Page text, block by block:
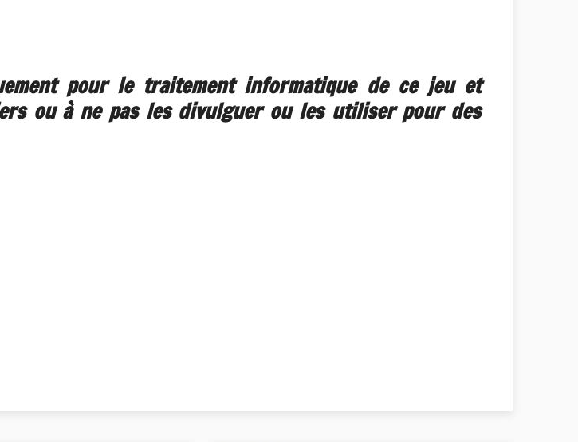
pour le traitement informatique de ce jeu et
ou à ne pas les divulguer ou les utiliser pour des